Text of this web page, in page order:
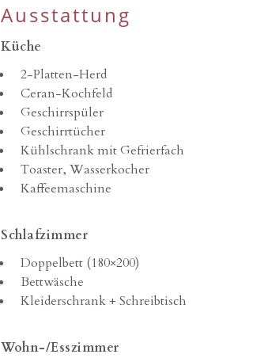
Ausstattung
Küche
2-Platten-Herd
Ceran-Kochfeld
Geschirrspüler
Geschirrtücher
Kühlschrank mit Gefrierfach
Toaster, Wasserkocher
Kaffeemaschine
Schlafzimmer
Doppelbett (180×200)
Bettwäsche
Kleiderschrank + Schreibtisch
Wohn-/Esszimmer